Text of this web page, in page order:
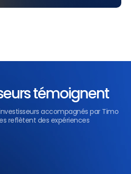
témoignent
accompagnés par Timo
reflètent des expériences